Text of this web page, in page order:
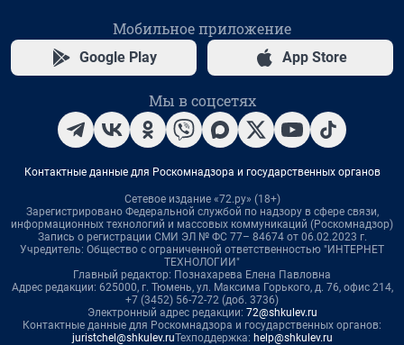
Мобильное приложение
Google Play App Store
Мы в соцсетях
Контактные данные для Роскомнадзора и государственных органов
Сетевое издание «72.ру» (18+)
Зарегистрировано Федеральной службой по надзору в сфере связи,
информационных технологий и массовых коммуникаций (Роскомнадзор)
Запись о регистрации СМИ ЭЛ № ФС 77– 84674 от 06.02.2023 г.
Учредитель: Общество с ограниченной ответственностью "ИНТЕРНЕТ
ТЕХНОЛОГИИ"
Главный редактор: Познахарева Елена Павловна
Адрес редакции: 625000, г. Тюмень, ул. Максима Горького, д. 76, офис 214,
+7 (3452) 56-72-72 (доб. 3736)
Электронный адрес редакции: 72@shkulev.ru
Контактные данные для Роскомнадзора и государственных органов:
juristchel@shkulev.ruТехподдержка: help@shkulev.ru